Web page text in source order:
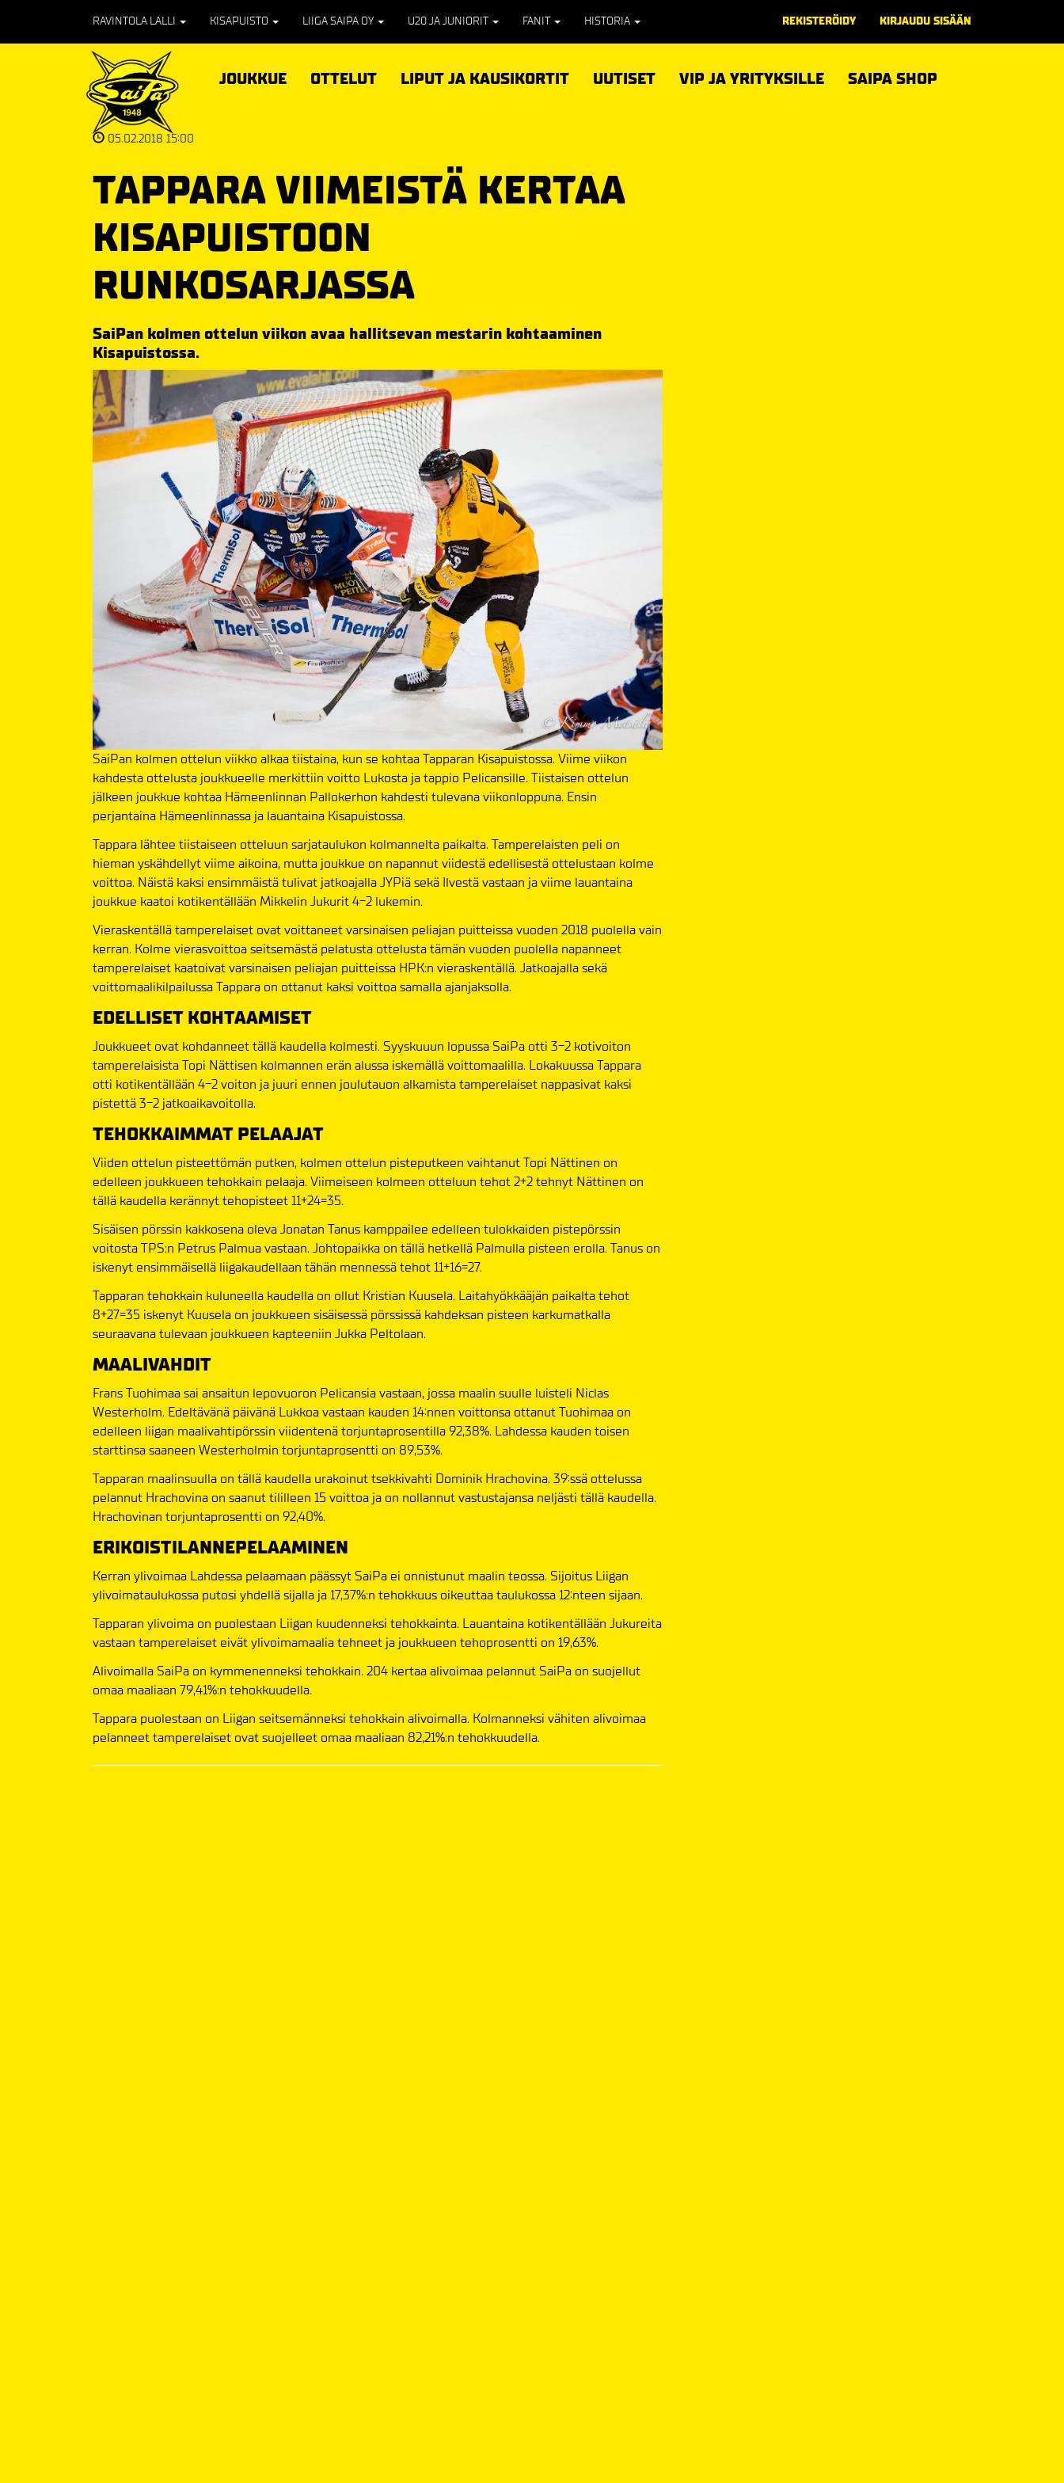
RAVINTOLA LALLI KISAPUISTO LIIGA SAIPA OY U20 JA JUNIORIT FANIT HISTORIA REKISTERÖIDY KIRJAUDU SISÄÄN
JOUKKUE OTTELUT LIPUT JA KAUSIKORTIT UUTISET VIP JA YRITYKSILLE SAIPA SHOP
05.02.2018 15:00
TAPPARA VIIMEISTÄ KERTAA
KISAPUISTOON
RUNKOSARJASSA
SaiPan kolmen ottelun viikon avaa hallitsevan mestarin kohtaaminen
Kisapuistossa.
SaiPan kolmen ottelun viikko alkaa tiistaina, kun se kohtaa Tapparan Kisapuistossa. Viime viikon
kahdesta ottelusta joukkueelle merkittiin voitto Lukosta ja tappio Pelicansille. Tiistaisen ottelun
jälkeen joukkue kohtaa Hämeenlinnan Pallokerhon kahdesti tulevana viikonloppuna. Ensin
perjantaina Hämeenlinnassa ja lauantaina Kisapuistossa.
Tappara lähtee tiistaiseen otteluun sarjataulukon kolmannelta paikalta. Tamperelaisten peli on
hieman yskähdellyt viime aikoina, mutta joukkue on napannut viidestä edellisestä ottelustaan kolme
voittoa. Näistä kaksi ensimmäistä tulivat jatkoajalla JYPiä sekä Ilvestä vastaan ja viime lauantaina
joukkue kaatoi kotikentällään Mikkelin Jukurit 4-2 lukemin.
Vieraskentällä tamperelaiset ovat voittaneet varsinaisen peliajan puitteissa vuoden 2018 puolella vain
kerran. Kolme vierasvoittoa seitsemästä pelatusta ottelusta tämän vuoden puolella napanneet
tamperelaiset kaatoivat varsinaisen peliajan puitteissa HPK:n vieraskentällä. Jatkoajalla sekä
voittomaalikilpailussa Tappara on ottanut kaksi voittoa samalla ajanjaksolla.
EDELLISET KOHTAAMISET
Joukkueet ovat kohdanneet tällä kaudella kolmesti. Syyskuuun lopussa SaiPa otti 3-2 kotivoiton
tamperelaisista Topi Nättisen kolmannen erän alussa iskemällä voittomaalilla. Lokakuussa Tappara
otti kotikentällään 4-2 voiton ja juuri ennen joulutauon alkamista tamperelaiset nappasivat kaksi
pistettä 3-2 jatkoaikavoitolla.
TEHOKKAIMMAT PELAAJAT
Viiden ottelun pisteettömän putken, kolmen ottelun pisteputkeen vaihtanut Topi Nättinen on
edelleen joukkueen tehokkain pelaaja. Viimeiseen kolmeen otteluun tehot 2+2 tehnyt Nättinen on
tällä kaudella kerännyt tehopisteet 11+24=35.
Sisäisen pörssin kakkosena oleva Jonatan Tanus kamppailee edelleen tulokkaiden pistepörssin
voitosta TPS:n Petrus Palmua vastaan. Johtopaikka on tällä hetkellä Palmulla pisteen erolla. Tanus on
iskenyt ensimmäisellä liigakaudellaan tähän mennessä tehot 11+16=27.
Tapparan tehokkain kuluneella kaudella on ollut Kristian Kuusela. Laitahyökkääjän paikalta tehot
8+27=35 iskenyt Kuusela on joukkueen sisäisessä pörssissä kahdeksan pisteen karkumatkalla
seuraavana tulevaan joukkueen kapteeniin Jukka Peltolaan.
MAALIVAHDIT
Frans Tuohimaa sai ansaitun lepovuoron Pelicansia vastaan, jossa maalin suulle luisteli Niclas
Westerholm. Edeltävänä päivänä Lukkoa vastaan kauden 14:nnen voittonsa ottanut Tuohimaa on
edelleen liigan maalivahtipörssin viidentenä torjuntaprosentilla 92,38%. Lahdessa kauden toisen
starttinsa saaneen Westerholmin torjuntaprosentti on 89,53%.
Tapparan maalinsuulla on tällä kaudella urakoinut tsekkivahti Dominik Hrachovina. 39:ssä ottelussa
pelannut Hrachovina on saanut tililleen 15 voittoa ja on nollannut vastustajansa neljästi tällä kaudella.
Hrachovinan torjuntaprosentti on 92,40%.
ERIKOISTILANNEPELAAMINEN
Kerran ylivoimaa Lahdessa pelaamaan päässyt SaiPa ei onnistunut maalin teossa. Sijoitus Liigan
ylivoimataulukossa putosi yhdellä sijalla ja 17,37%:n tehokkuus oikeuttaa taulukossa 12:nteen sijaan.
Tapparan ylivoima on puolestaan Liigan kuudenneksi tehokkainta. Lauantaina kotikentällään Jukureita
vastaan tamperelaiset eivät ylivoimamaalia tehneet ja joukkueen tehoprosentti on 19,63%.
Alivoimalla SaiPa on kymmenenneksi tehokkain. 204 kertaa alivoimaa pelannut SaiPa on suojellut
omaa maaliaan 79,41%:n tehokkuudella.
Tappara puolestaan on Liigan seitsemänneksi tehokkain alivoimalla. Kolmanneksi vähiten alivoimaa
pelanneet tamperelaiset ovat suojelleet omaa maaliaan 82,21%:n tehokkuudella.